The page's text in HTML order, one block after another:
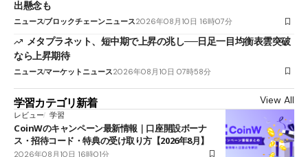
出懸念も
ニュースブロックチェーンニュース2026年08月10日 16時07分
メタプラネット、短中期で上昇の兆し──日足一目均衡表雲突破
なら上昇期待
ニュースマーケットニュース2026年08月10日 07時58分
学習カテゴリ新着 View All
レビュー 学習
CoinWのキャンペーン最新情報｜口座開設ボーナ
ス・招待コード・特典の受け取り方【2026年8月】
2026年08月10日 16時01分